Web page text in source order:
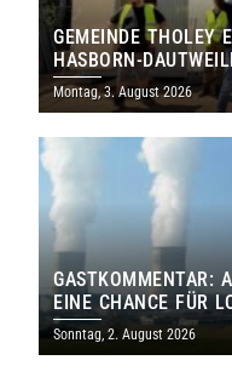
GEMEINDE THOLEY
HASBORN-
MILLIONEN EURO
Montag, 3. August 2026
GASTKOMMENTAR:
EINE CHANCE FÜR
SAARLAND
Sonntag, 2. August 2026